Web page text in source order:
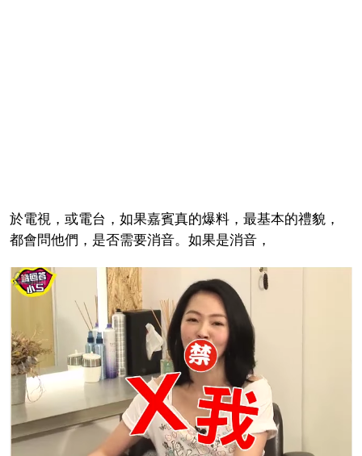
於電視，或電台，如果嘉賓真的爆料，最基本的禮貌，
都會問他們，是否需要消音。如果是消音，